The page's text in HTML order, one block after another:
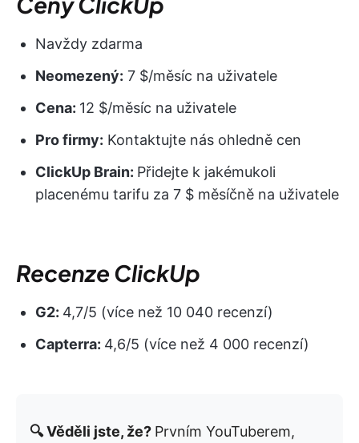
Navždy zdarma
Neomezený: 7 $/měsíc na uživatele
Cena: 12 $/měsíc na uživatele
Pro firmy: Kontaktujte nás ohledně cen
ClickUp Brain: Přidejte k jakémukoli
placenému tarifu za 7 $ měsíčně na uživatele
Recenze ClickUp
G2: 4,7/5 (více než 10 040 recenzí)
Capterra: 4,6/5 (více než 4 000 recenzí)
🔍 Věděli jste, že? Prvním YouTuberem,